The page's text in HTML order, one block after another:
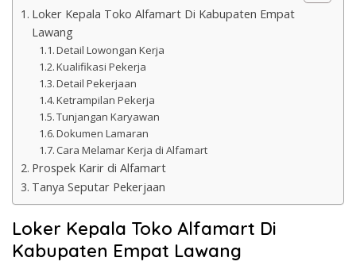
Loker Kepala Toko Alfamart Di Kabupaten Empat
Lawang
Detail Lowongan Kerja
Kualifikasi Pekerja
Detail Pekerjaan
Ketrampilan Pekerja
Tunjangan Karyawan
Dokumen Lamaran
Cara Melamar Kerja di Alfamart
Prospek Karir di Alfamart
Tanya Seputar Pekerjaan
Loker Kepala Toko Alfamart Di
Kabupaten Empat Lawang